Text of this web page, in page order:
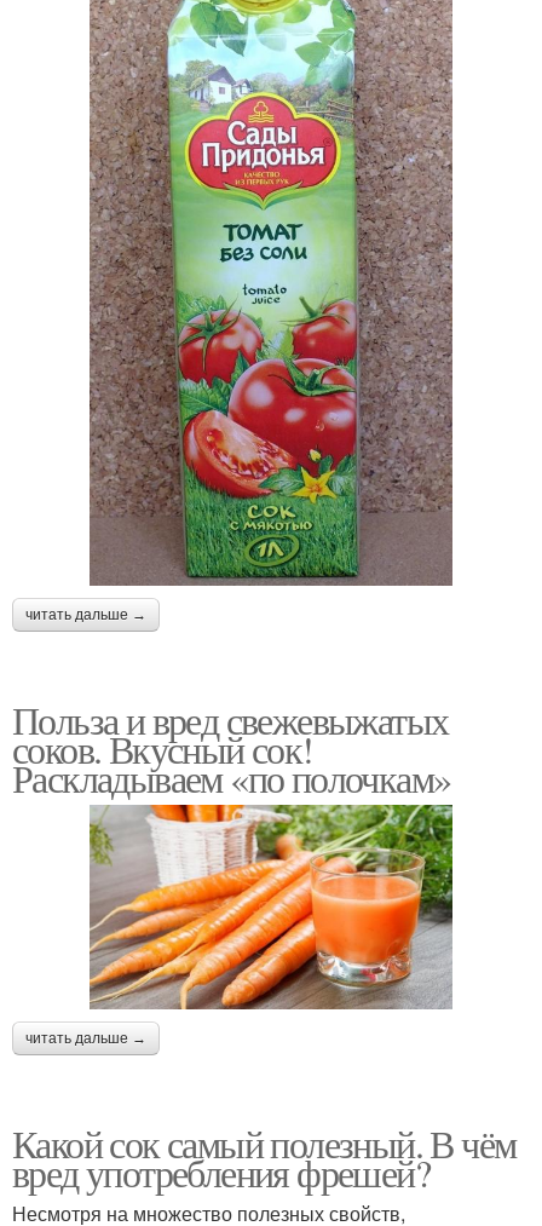
читать дальше →
Польза и вред свежевыжатых
соков. Вкусный сок!
Раскладываем «по полочкам»
читать дальше →
Какой сок самый полезный. В чём
вред употребления фрешей?
Несмотря на множество полезных свойств,